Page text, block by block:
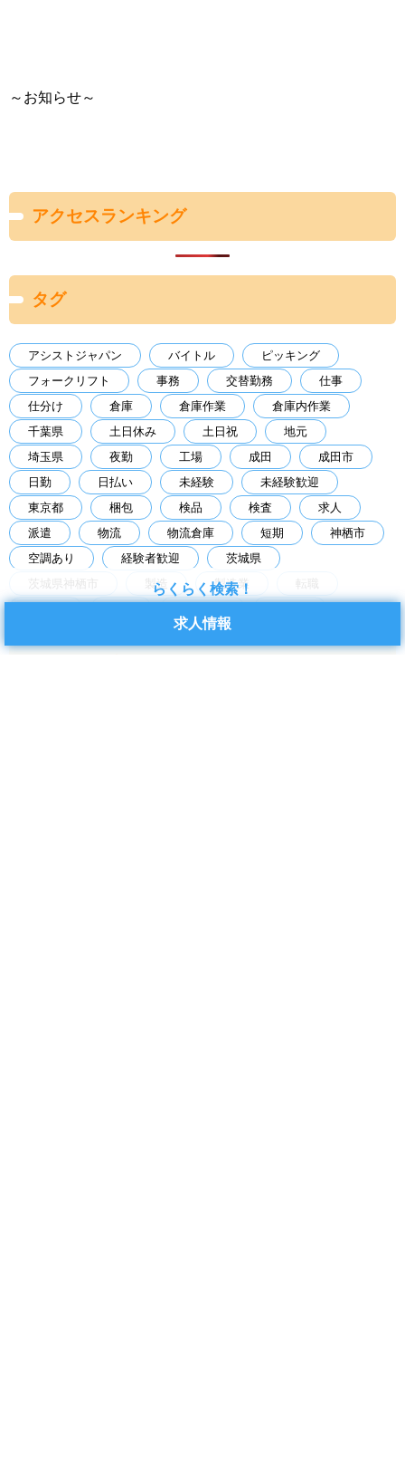
～お知らせ～
アクセスランキング
タグ
アシストジャパン バイトル
ピッキング
フォークリフト
事務 交替勤務
仕事
仕分け
倉庫 倉庫作業
倉庫内作業
千葉県
土日休み 土日祝
地元
埼玉県
夜勤 工場 成田
成田市
日勤
日払い 未経験
未経験歓迎
東京都
梱包 検品 検査
求人
派遣
物流 物流倉庫 短期
神栖市
空調あり
経験者歓迎
茨城県
茨城県神栖市
製造 製造業
らくらく検索！
求人情報